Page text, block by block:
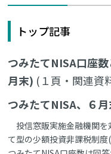
トップ記事
つみたてNISA口座
月末) (１頁・関連資
つみたてNISA、６
投信窓販実施金融機関
て型の少額投資非課税制度